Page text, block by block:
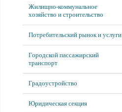
Жилищно-коммунальное
хозяйство и строительство
Потребительский рынок и услуги
Городской пассажирский
транспорт
Градоустройство
Юридическая секция